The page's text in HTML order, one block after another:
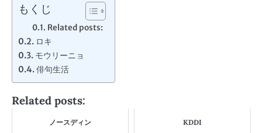
もくじ
Related posts:
ロキ
モウリーニョ
俳句生活
Related posts:
ノースディン KDDI